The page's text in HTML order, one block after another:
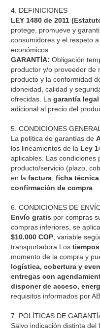
4. DEFINICIONES
LEY 1480 de 2011
protege, promueve y
consumidores y el respeto
económicos.
GARANTÍA: Obligación
productor y/o proveedor de
producto y la conformidad
idoneidad, calidad y
ofrecidas. Lagarantía legal
adicional al precio del
5. CONDICIONES
La política de garantías de
los lineamientos de la Ley
aplicables. Las condiciones
producto/servicio (plazo,
en lafactura ,ficha técnica
confirmación de compra
6. CONDICIONES DE
Envío gratis por compras
compras inferiores, se
$10.000 COP , variable
transportadora.Los
momento de la compra y
logística, cobertura y
entregas con
disponer de acceso,
requisitos informados por
7. POLÍTICAS DE
Salvo indicación distinta